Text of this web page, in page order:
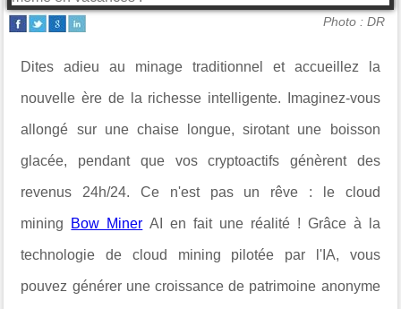
Photo : DR
Dites adieu au minage traditionnel et accueillez la
nouvelle ère de la richesse intelligente. Imaginez-vous
allongé sur une chaise longue, sirotant une boisson
glacée, pendant que vos cryptoactifs génèrent des
revenus 24h/24. Ce n'est pas un rêve : le cloud
mining Bow Miner AI en fait une réalité ! Grâce à la
technologie de cloud mining pilotée par l'IA, vous
pouvez générer une croissance de patrimoine anonyme